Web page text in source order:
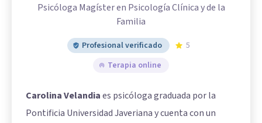
Psicóloga Magíster en Psicología Clínica y de la
Familia
Profesional verificado
5
Terapia online
Carolina Velandiaes psicóloga graduada por la
Pontificia Universidad Javeriana y cuenta con un